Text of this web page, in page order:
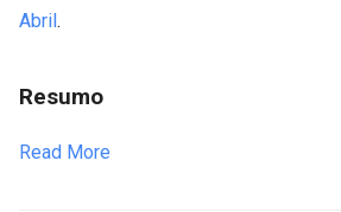
Abril.
Resumo
Read More